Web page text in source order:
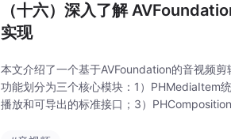
（十六）深入了解
实现
本文介绍了一个基于AVFoundation的音视频
功能划分为三个核心模块：1）PHMediaItem
播放和可导出的标准接口；3）